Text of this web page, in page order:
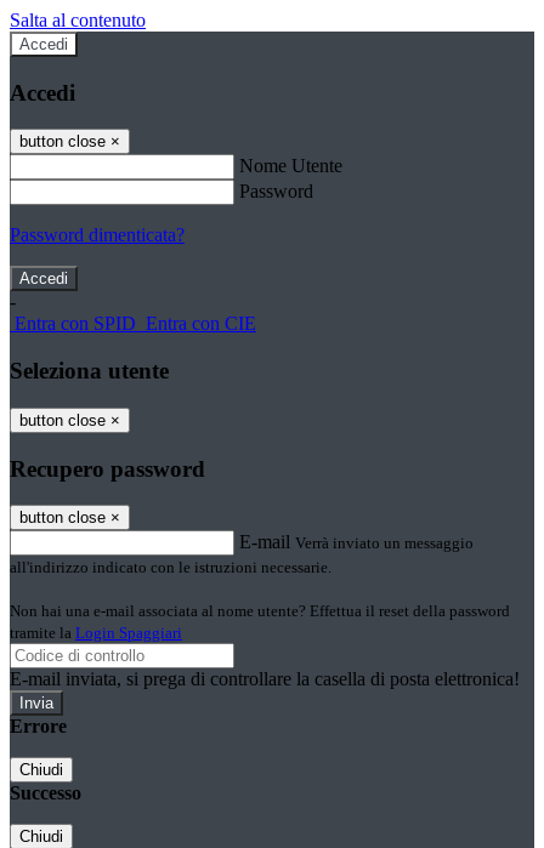
Salta al contenuto
Accedi
Accedi
button close ×
Nome Utente
Password
Password dimenticata?
-
Entra con SPID Entra con CIE
Seleziona utente
button close ×
Recupero password
button close ×
E-mail Verrà inviato un messaggio
all'indirizzo indicato con le istruzioni necessarie.
Non hai una e-mail associata al nome utente? Effettua il reset della password
tramite la Login Spaggiari
E-mail inviata, si prega di controllare la casella di posta elettronica!
Errore
Chiudi
Successo
Chiudi